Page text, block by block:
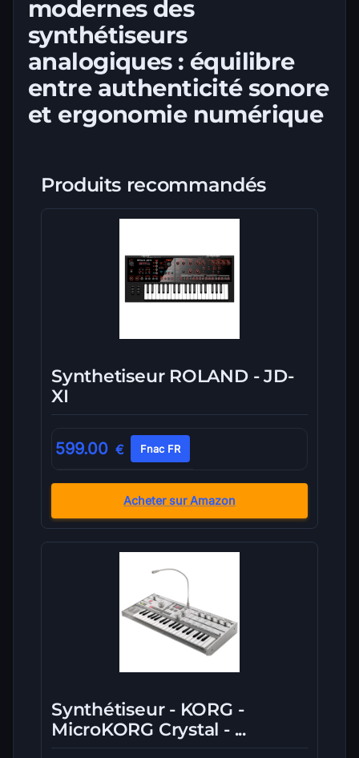
modernes des
synthétiseurs
analogiques : équilibre
entre authenticité sonore
et ergonomie numérique
Produits recommandés
Synthetiseur ROLAND - JD-
XI
599.00 € Fnac FR
Acheter sur Amazon
Synthétiseur - KORG -
MicroKORG Crystal - ...